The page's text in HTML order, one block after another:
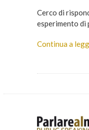
Cerco di
esperimento di
Continua a